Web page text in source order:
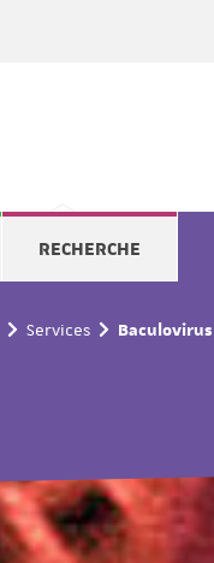
RECHERCHE
Services Baculovirus